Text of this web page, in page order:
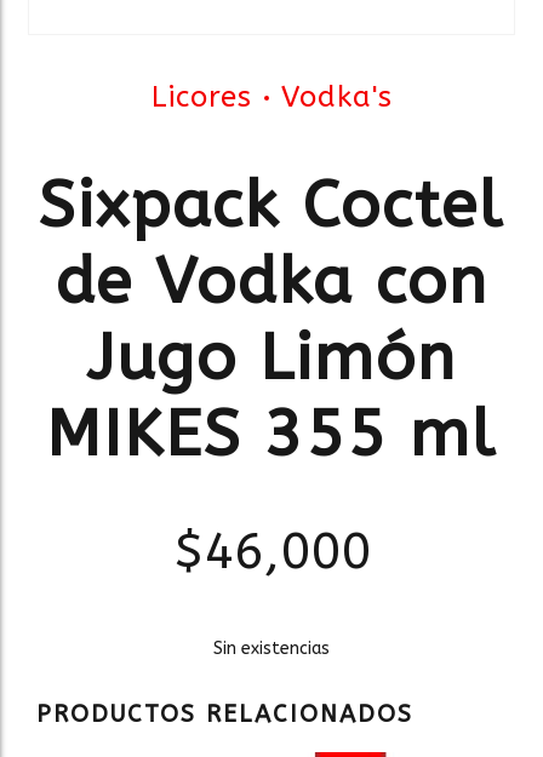
Licores Vodka's
Sixpack Coctel
de Vodka con
Jugo Limón
MIKES 355 ml
$46,000
Sin existencias
PRODUCTOS RELACIONADOS